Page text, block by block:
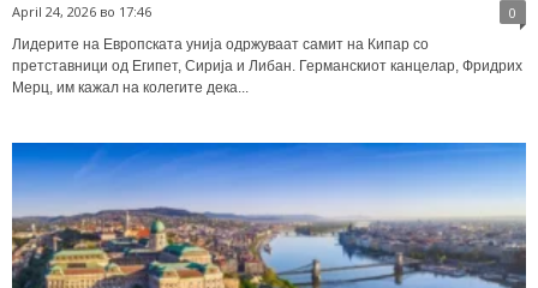
April 24, 2026 во 17:46 0
Лидерите на Европската унија одржуваат самит на Кипар со
претставници од Египет, Сирија и Либан. Германскиот канцелар, Фридрих
Мерц, им кажал на колегите дека...